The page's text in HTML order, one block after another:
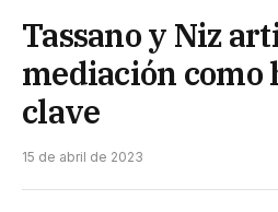
Tassano y Niz
mediación
clave
15 de abril de 2023